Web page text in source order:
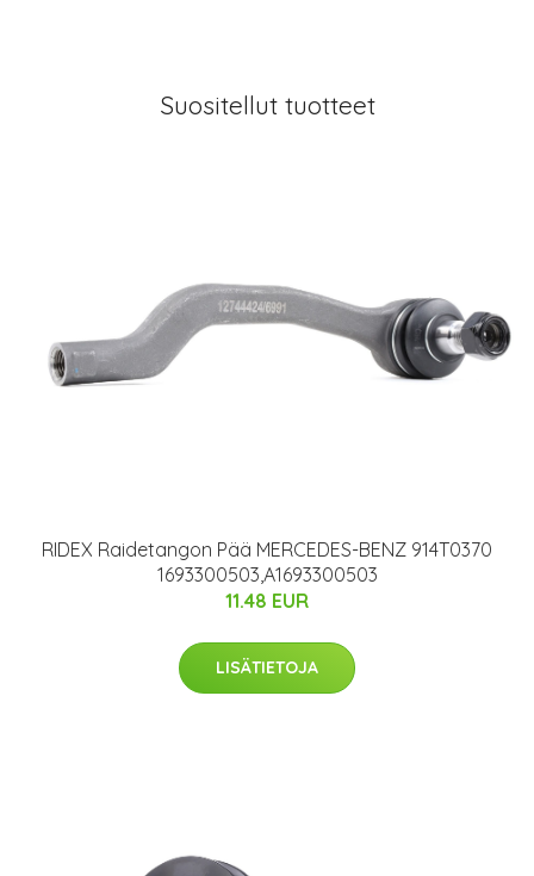
Suositellut tuotteet
RIDEX Raidetangon Pää MERCEDES-BENZ 914T0370
1693300503,A1693300503
11.48 EUR
LISÄTIETOJA